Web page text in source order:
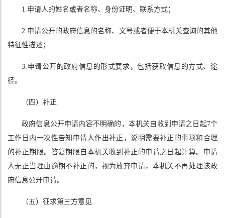
1.申请人的姓名或者名称、身份证明、联系方式；
2.申请公开的政府信息的名称、文号或者便于本机关查询的其他
特征性描述；
3.申请公开的政府信息的形式要求，包括获取信息的方式、途
径。
（四）补正
政府信息公开申请内容不明确的，本机关自收到申请之日起7个
工作日内一次性告知申请人作出补正，说明需要补正的事项和合理
的补正期限。答复期限自本机关收到补正的申请之日起计算。申请
人无正当理由逾期不补正的，视为放弃申请，本机关不再处理该政
府信息公开申请。
（五）征求第三方意见